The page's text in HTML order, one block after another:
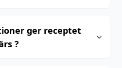
ger receptet
?